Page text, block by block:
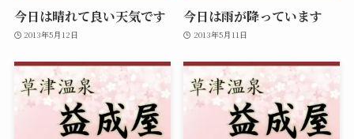
今日は晴れて良い天気です
2013年5月12日
今日は雨が降っています
2013年5月11日